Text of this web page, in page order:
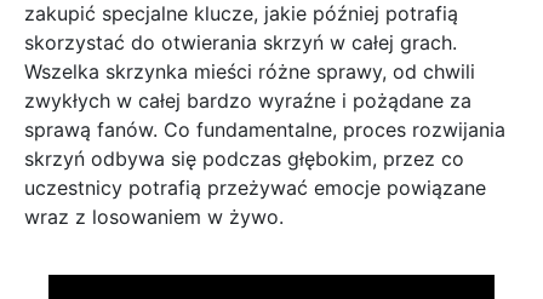
zakupić specjalne klucze, jakie później potrafią
skorzystać do otwierania skrzyń w całej grach.
Wszelka skrzynka mieści różne sprawy, od chwili
zwykłych w całej bardzo wyraźne i pożądane za
sprawą fanów. Co fundamentalne, proces rozwijania
skrzyń odbywa się podczas głębokim, przez co
uczestnicy potrafią przeżywać emocje powiązane
wraz z losowaniem w żywo.